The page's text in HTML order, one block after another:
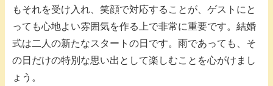
もそれを受け入れ、笑顔で対応することが、ゲストにと
っても心地よい雰囲気を作る上で非常に重要です。結婚
式は二人の新たなスタートの日です。雨であっても、そ
の日だけの特別な思い出として楽しむことを心がけまし
ょう。